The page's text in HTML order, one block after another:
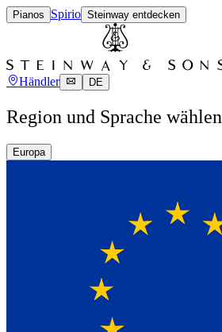
Pianos Spirio Steinway entdecken
Händler DE
Region und Sprache wählen
Europa